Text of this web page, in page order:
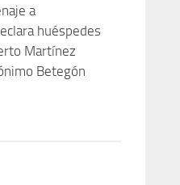
a
huéspedes
Martínez
Betegón